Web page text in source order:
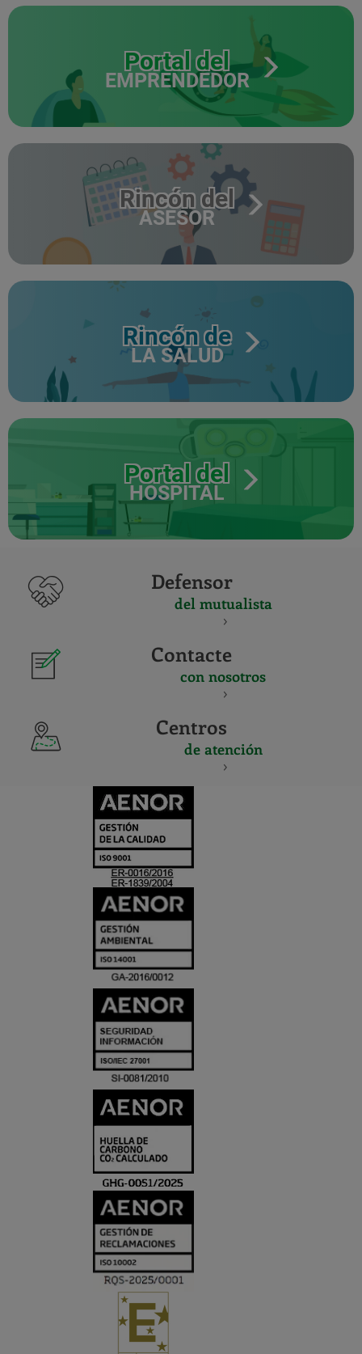
Portal del
EMPRENDEDOR
Rincón del
ASESOR
Rincón de
LA SALUD
Portal del
HOSPITAL
Defensor
del mutualista
Contacte
con nosotros
Centros
de atención